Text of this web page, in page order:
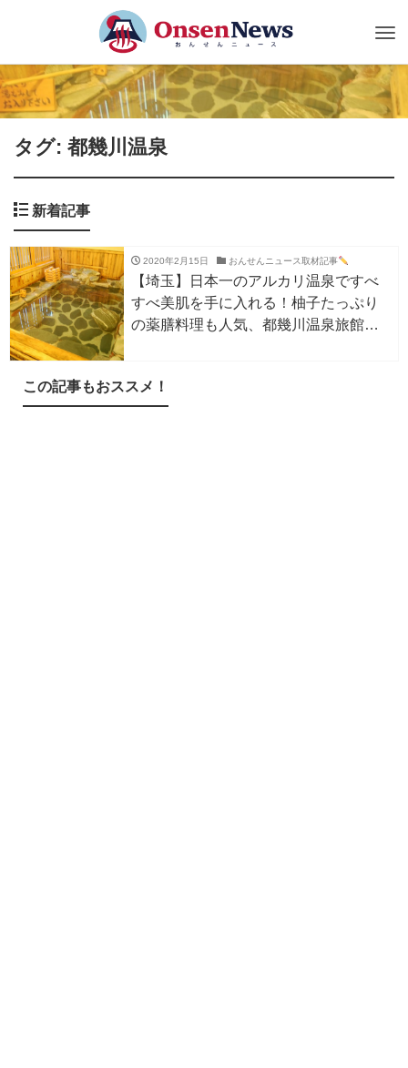
タグ: 都幾川温泉
新着記事
2020年2月15日 おんせんニュース取材記事
【埼玉】日本一のアルカリ温泉ですべ
すべ美肌を手に入れる！柚子たっぷり
の薬膳料理も人気、都幾川温泉旅館と
この記事もおススメ！